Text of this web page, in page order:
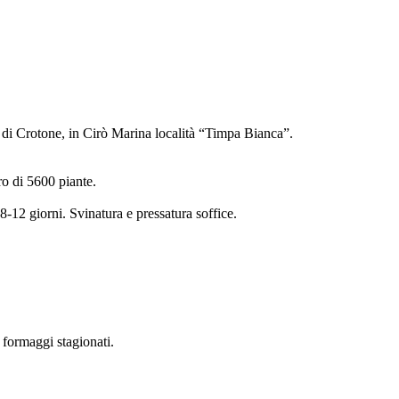
Crotone, in Cirò Marina località “Timpa Bianca”.
di 5600 piante.
12 giorni. Svinatura e pressatura soffice.
stagionati.